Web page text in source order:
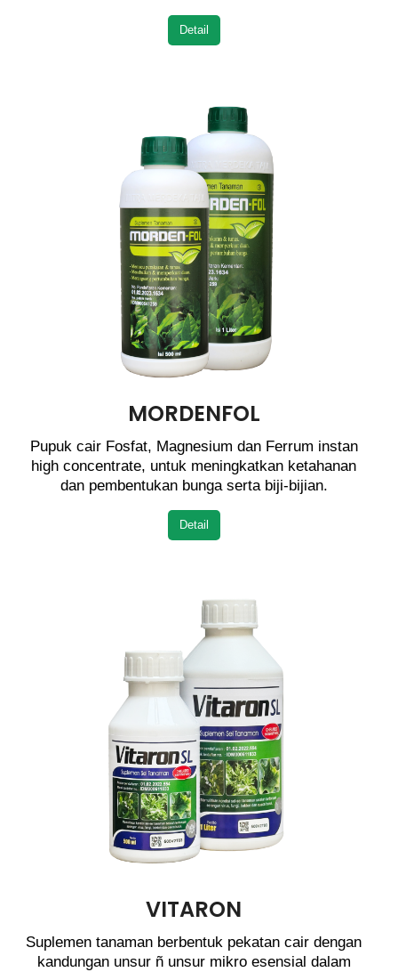
Detail
MORDENFOL
Pupuk cair Fosfat, Magnesium dan Ferrum instan
high concentrate, untuk meningkatkan ketahanan
dan pembentukan bunga serta biji-bijian.
Detail
VITARON
Suplemen tanaman berbentuk pekatan cair dengan
kandungan unsur ñ unsur mikro esensial dalam